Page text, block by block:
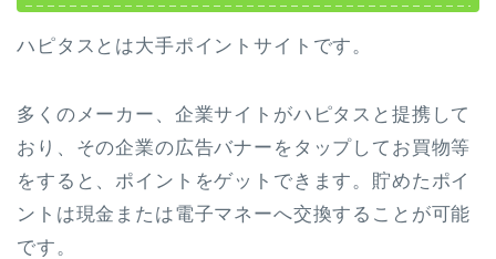
ハピタスとは大手ポイントサイトです。
多くのメーカー、企業サイトがハピタスと提携して
おり、その企業の広告バナーをタップしてお買物等
をすると、ポイントをゲットできます。貯めたポイ
ントは現金または電子マネーへ交換することが可能
です。